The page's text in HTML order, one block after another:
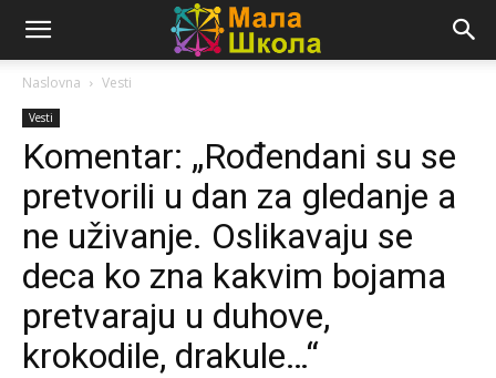
Naslovna Vesti
Vesti
Komentar: „Rođendani su se
pretvorili u dan za gledanje a
ne uživanje. Oslikavaju se
deca ko zna kakvim bojama
pretvaraju u duhove,
krokodile, drakule…“